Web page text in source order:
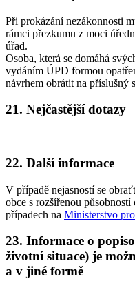
Při prokázání nezákonnosti
rámci přezkumu z moci
úřad.
Osoba, která se domáhá
vydáním ÚPD formou
návrhem obrátit na příslušný
21. Nejčastější dotazy
22. Další informace
V případě nejasností se
obce s rozšířenou
případech na Ministerstvo
23. Informace o
životní situace) je
a v jiné formě